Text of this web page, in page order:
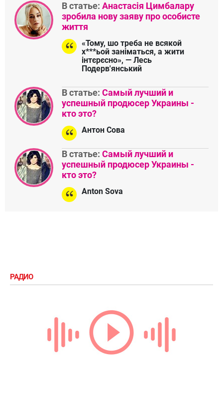
В статье: Анастасія Цимбалару
зробила нову заяву про особисте
життя
«Тому, шо треба не всякой
х***ьой заніматься, а жити
інтєрєсно», — Лесь
Подерв'янський
В статье: Самый лучший и
успешный продюсер Украины -
кто это?
Антон Сова
В статье: Самый лучший и
успешный продюсер Украины -
кто это?
Anton Sova
РАДИО